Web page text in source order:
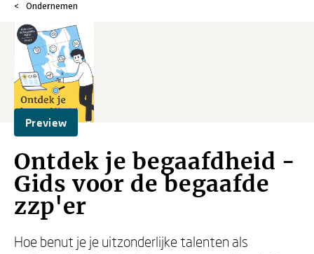
Ondernemen
Preview
Ontdek je begaafdheid -
Gids voor de begaafde
zzp'er
Hoe benut je je uitzonderlijke talenten als